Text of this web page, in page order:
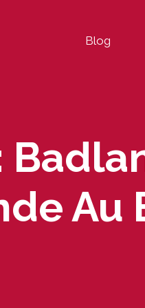
Blog
Au